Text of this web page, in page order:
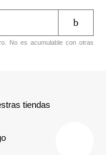
No es acumulable con otras
tiendas